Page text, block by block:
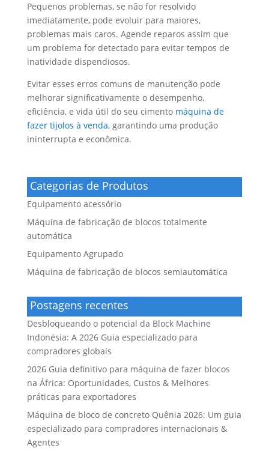
Pequenos problemas, se não for resolvido
imediatamente, pode evoluir para maiores,
problemas mais caros. Agende reparos assim que
um problema for detectado para evitar tempos de
inatividade dispendiosos.
Evitar esses erros comuns de manutenção pode
melhorar significativamente o desempenho,
eficiência, e vida útil do seu cimento máquina de
fazer tijolos à venda, garantindo uma produção
ininterrupta e econômica.
Categorias de Produtos
Equipamento acessório
Máquina de fabricação de blocos totalmente
automática
Equipamento Agrupado
Máquina de fabricação de blocos semiautomática
Postagens recentes
Desbloqueando o potencial da Block Machine
Indonésia: A 2026 Guia especializado para
compradores globais
2026 Guia definitivo para máquina de fazer blocos
na África: Oportunidades, Custos & Melhores
práticas para exportadores
Máquina de bloco de concreto Quênia 2026: Um guia
especializado para compradores internacionais &
Agentes